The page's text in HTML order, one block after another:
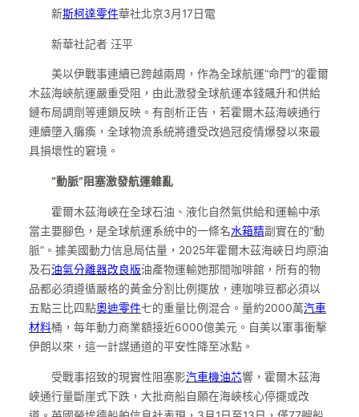
新斯柯達零件華社北京3月17日電
新華社記者 汪平
美以伊戰事連續已跨越兩周，作為全球航運“命門”的霍爾
木茲海峽航運嚴重受阻，由此激發全球航運本錢飆升和供給
鏈布局調劑等連鎖反映。有剖析正告，若霍爾木茲海峽通行
連續墮入癱瘓，全球物流系統將遭受改過冠疫情爆發以來最
具損壞性的窘境。
“動脈”阻塞激發航運雜亂
霍爾木茲海峽在全球石油、液化自然氣供給和運輸中承
當主要腳色，是全球航運系統中的一條名水箱精副實在的“動
脈”。據美國動力信息局估量，2025年霍爾木茲海峽日均原油
及石油氣分離器改良版油產物運輸她那間咖啡館，所有的物
品都必須遵循嚴格的黃金分割比例擺放，連咖啡豆都必須以
五點三比四點奧迪零件七的重量比例混合。量約2000萬汽車
材料桶，每年動力商業額接近6000億美元。自美以軍事衝擊
伊朗以來，這一計謀通道的平安性降至冰點。
受戰事招致的現實性阻塞影汽車機油芯響，霍爾木茲海
峽通行量斷崖式下跌，大批商船自願在海峽核心停擺或改